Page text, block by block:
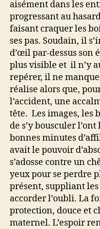
aisément dans les
progressant au
faisant craquer les
ses pas. Soudain, il
d’œil par-dessus son
plus visible et il n’y
repérer, il ne
réalise alors que,
l’accident, une
tête. Les images, les
de s’y bousculer
bonnes minutes
avait le pouvoir
s’adosse contre un
yeux pour se perdre
présent, suppliant
accorder l’oubli. La
protection, douce et
maternel. L’espoir